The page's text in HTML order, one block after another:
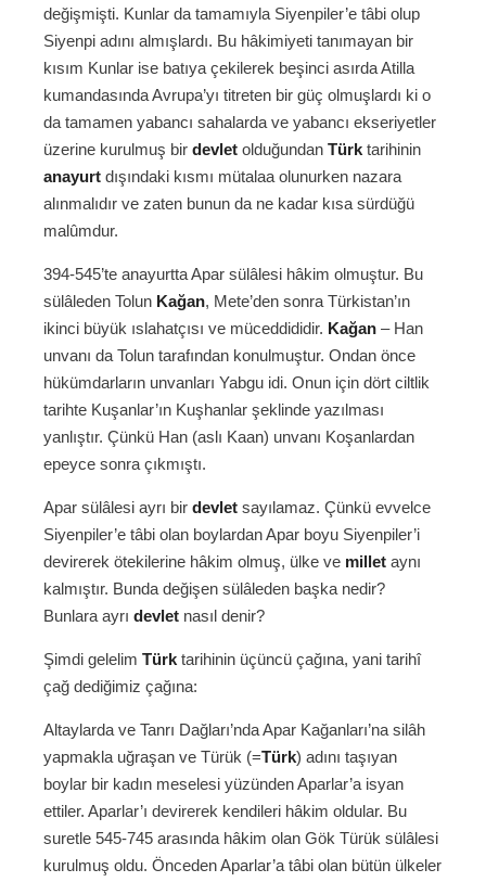
değişmişti. Kunlar da tamamıyla Siyenpiler’e tâbi olup
Siyenpi adını almışlardı. Bu hâkimiyeti tanımayan bir
kısım Kunlar ise batıya çekilerek beşinci asırda Atilla
kumandasında Avrupa’yı titreten bir güç olmuşlardı ki o
da tamamen yabancı sahalarda ve yabancı ekseriyetler
üzerine kurulmuş bir devlet olduğundan Türk tarihinin
anayurt dışındaki kısmı mütalaa olunurken nazara
alınmalıdır ve zaten bunun da ne kadar kısa sürdüğü
malûmdur.
394-545’te anayurtta Apar sülâlesi hâkim olmuştur. Bu
sülâleden Tolun Kağan, Mete’den sonra Türkistan’ın
ikinci büyük ıslahatçısı ve müceddididir. Kağan – Han
unvanı da Tolun tarafından konulmuştur. Ondan önce
hükümdarların unvanları Yabgu idi. Onun için dört ciltlik
tarihte Kuşanlar’ın Kuşhanlar şeklinde yazılması
yanlıştır. Çünkü Han (aslı Kaan) unvanı Koşanlardan
epeyce sonra çıkmıştı.
Apar sülâlesi ayrı bir devlet sayılamaz. Çünkü evvelce
Siyenpiler’e tâbi olan boylardan Apar boyu Siyenpiler’i
devirerek ötekilerine hâkim olmuş, ülke ve millet aynı
kalmıştır. Bunda değişen sülâleden başka nedir?
Bunlara ayrı devlet nasıl denir?
Şimdi gelelim Türk tarihinin üçüncü çağına, yani tarihî
çağ dediğimiz çağına:
Altaylarda ve Tanrı Dağları’nda Apar Kağanları’na silâh
yapmakla uğraşan ve Türük (=Türk) adını taşıyan
boylar bir kadın meselesi yüzünden Aparlar’a isyan
ettiler. Aparlar’ı devirerek kendileri hâkim oldular. Bu
suretle 545-745 arasında hâkim olan Gök Türük sülâlesi
kurulmuş oldu. Önceden Aparlar’a tâbi olan bütün ülkeler